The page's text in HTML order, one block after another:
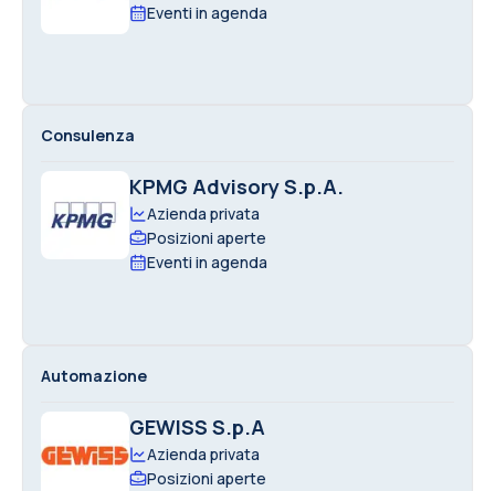
Eventi in agenda
Consulenza
KPMG Advisory S.p.A.
Azienda privata
Posizioni aperte
Eventi in agenda
Automazione
GEWISS S.p.A
Azienda privata
Posizioni aperte